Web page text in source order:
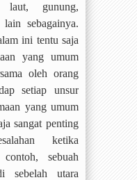
laut, gunung,
sebagainya.
ini tentu saja
yang umum
oleh orang
setiap unsur
yang umum
sangat penting
ketika
sebuah
sebelah utara